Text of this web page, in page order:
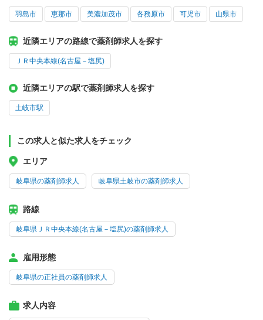
羽島市 恵那市 美濃加茂市 各務原市 可児市 山県市
近隣エリアの路線で薬剤師求人を探す
ＪＲ中央本線(名古屋－塩尻)
近隣エリアの駅で薬剤師求人を探す
土岐市駅
この求人と似た求人をチェック
エリア
岐阜県の薬剤師求人 岐阜県土岐市の薬剤師求人
路線
岐阜県ＪＲ中央本線(名古屋－塩尻)の薬剤師求人
雇用形態
岐阜県の正社員の薬剤師求人
求人内容